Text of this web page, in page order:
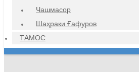
Чашмасор
Шаҳраки Ғафуров
ТАМОС